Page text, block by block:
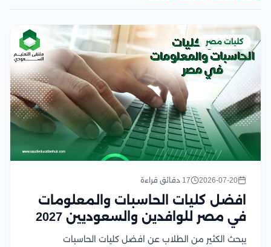
كليات مصر
2026-07-20 17 دقائق قراءة
افضل كليات الحاسبات والمعلومات
في مصر للوافدين والسعوديين 2027
يبحث الكثير من الطلاب عن افضل كليات الحاسبات